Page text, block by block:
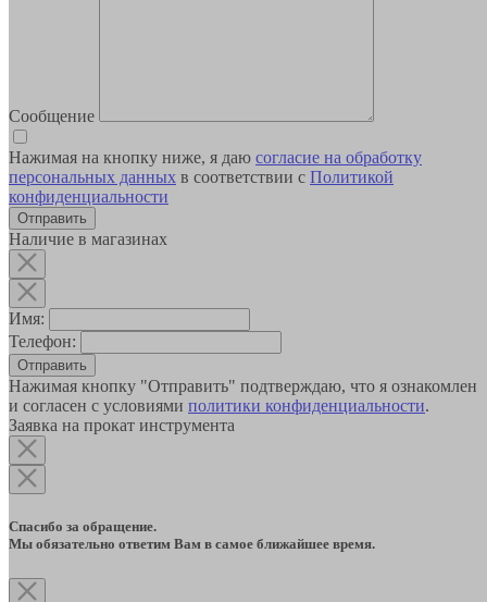
Сообщение
Нажимая на кнопку ниже, я даю согласие на обработку
персональных данных в соответствии с Политикой
конфиденциальности
Наличие в магазинах
Имя:
Телефон:
Отправить
Нажимая кнопку "Отправить" подтверждаю, что я ознакомлен
и согласен с условиями политики конфиденциальности.
Заявка на прокат инструмента
Спасибо за обращение.
Мы обязательно ответим Вам в самое ближайшее время.